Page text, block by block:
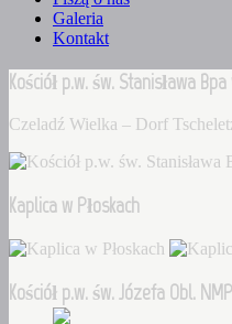
Galeria
Kontakt
Kościół p.w. św. Stanisława
Czeladź Wielka – Dorf
Kaplica w Płoskach
Kościół p.w. św. Józefa Obl.